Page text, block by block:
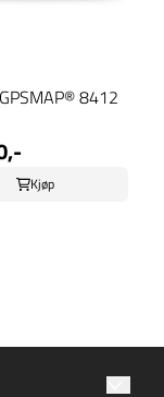
8412
Kjøp